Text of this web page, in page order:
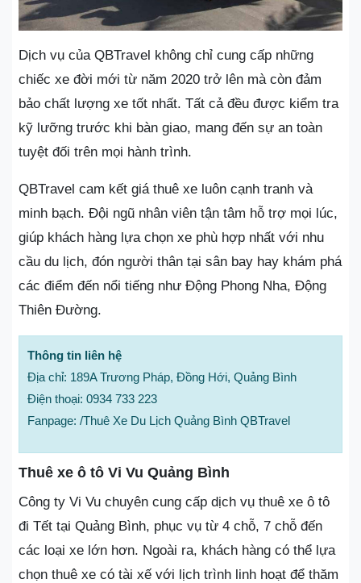
Dịch vụ của QBTravel không chỉ cung cấp những
chiếc xe đời mới từ năm 2020 trở lên mà còn đảm
bảo chất lượng xe tốt nhất. Tất cả đều được kiểm tra
kỹ lưỡng trước khi bàn giao, mang đến sự an toàn
tuyệt đối trên mọi hành trình.
QBTravel cam kết giá thuê xe luôn cạnh tranh và
minh bạch. Đội ngũ nhân viên tận tâm hỗ trợ mọi lúc,
giúp khách hàng lựa chọn xe phù hợp nhất với nhu
cầu du lịch, đón người thân tại sân bay hay khám phá
các điểm đến nổi tiếng như Động Phong Nha, Động
Thiên Đường.
Thông tin liên hệ
Địa chỉ: 189A Trương Pháp, Đồng Hới, Quảng Bình
Điện thoại: 0934 733 223
Fanpage: /Thuê Xe Du Lịch Quảng Bình QBTravel
Thuê xe ô tô Vi Vu Quảng Bình
Công ty Vi Vu chuyên cung cấp dịch vụ thuê xe ô tô
đi Tết tại Quảng Bình, phục vụ từ 4 chỗ, 7 chỗ đến
các loại xe lớn hơn. Ngoài ra, khách hàng có thể lựa
chọn thuê xe có tài xế với lịch trình linh hoạt để thăm